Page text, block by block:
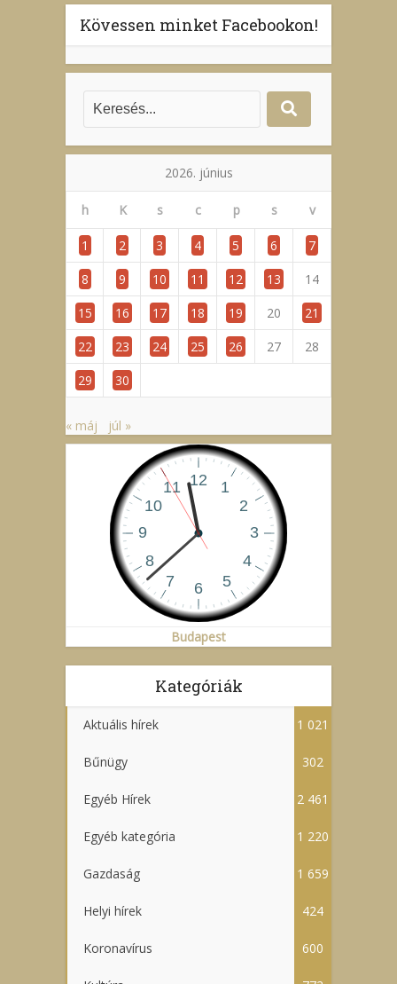
Kövessen minket Facebookon!
2026. június
h K s c p s v
1 2 3 4 5 6
7
8
9 10 11 12 13
14
15
16 17 18 19 20
21
22
23 24 25 26 27
28
29
30
« máj júl »
Budapest
Kategóriák
Aktuális hírek 1 021
Bűnügy 302
Egyéb Hírek 2 461
Egyéb kategória 1 220
Gazdaság 1 659
Helyi hírek 424
Koronavírus 600